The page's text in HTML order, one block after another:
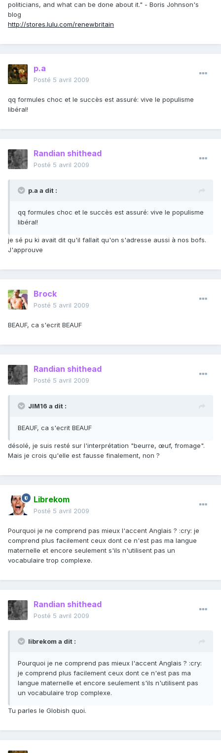
politicians, and what can be done about it." - Boris Johnson's
blog
http://stores.lulu.com/renewbritain
p.a
Posté 5 avril 2009
qq formules choc et le succès est assuré: vive le populisme
libéral!
Randian shithead
Posté 5 avril 2009
p.a a dit :
qq formules choc et le succès est assuré: vive le populisme
libéral!
je sé pu ki avait dit qu'il fallait qu'on s'adresse aussi à nos bofs.
J'approuve
Brock
Posté 5 avril 2009
BEAUF, ca s'ecrit BEAUF
Randian shithead
Posté 5 avril 2009
JIM16 a dit :
BEAUF, ca s'ecrit BEAUF
désolé, je suis resté sur l'interprétation "beurre, œuf, fromage".
Mais je crois qu'elle est fausse finalement, non ?
Librekom
Posté 5 avril 2009
Pourquoi je ne comprend pas mieux l'accent Anglais ? :cry: je
comprend plus facilement ceux dont ce n'est pas ma langue
maternelle et encore seulement s'ils n'utilisent pas un
vocabulaire trop complexe.
Randian shithead
Posté 5 avril 2009
librekom a dit :
Pourquoi je ne comprend pas mieux l'accent Anglais ? :cry:
je comprend plus facilement ceux dont ce n'est pas ma
langue maternelle et encore seulement s'ils n'utilisent pas
un vocabulaire trop complexe.
Tu parles le Globish quoi.